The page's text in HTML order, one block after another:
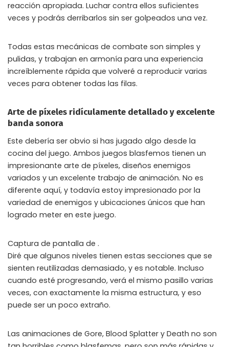
reacción apropiada. Luchar contra ellos suficientes
veces y podrás derribarlos sin ser golpeados una vez.
Todas estas mecánicas de combate son simples y
pulidas, y trabajan en armonía para una experiencia
increíblemente rápida que volveré a reproducir varias
veces para obtener todas las filas.
Arte de píxeles ridículamente detallado y excelente
banda sonora
Este debería ser obvio si has jugado algo desde la
cocina del juego. Ambos juegos blasfemos tienen un
impresionante arte de píxeles, diseños enemigos
variados y un excelente trabajo de animación. No es
diferente aquí, y todavía estoy impresionado por la
variedad de enemigos y ubicaciones únicos que han
logrado meter en este juego.
Captura de pantalla de .
Diré que algunos niveles tienen estas secciones que se
sienten reutilizadas demasiado, y es notable. Incluso
cuando esté progresando, verá el mismo pasillo varias
veces, con exactamente la misma estructura, y eso
puede ser un poco extraño.
Las animaciones de Gore, Blood Splatter y Death no son